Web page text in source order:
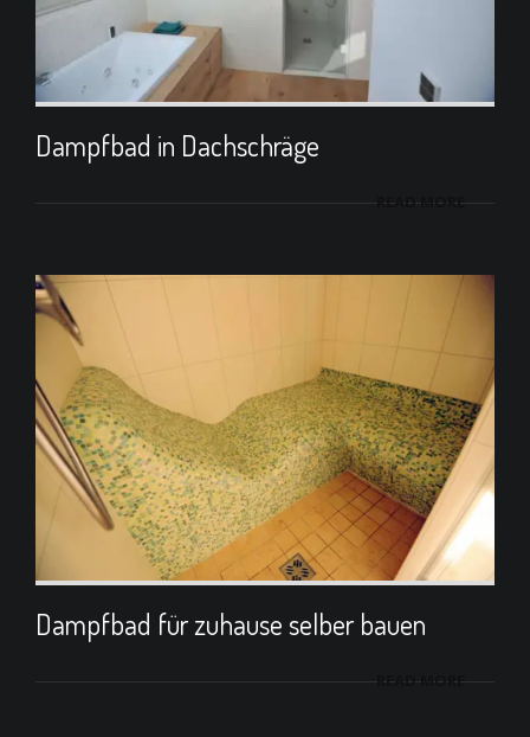
Dampfbad in Dachschräge
READ MORE
Dampfbad für zuhause selber bauen
READ MORE